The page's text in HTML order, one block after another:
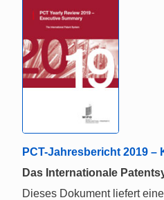
PCT-Jahresbericht 2019 –
Das Internationale
Dieses Dokument liefert